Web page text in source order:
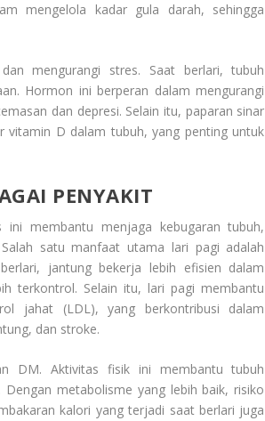
mengelola kadar gula darah, sehingga
mengurangi stres. Saat berlari, tubuh
Hormon ini berperan dalam mengurangi
dan depresi. Selain itu, paparan sinar
vitamin D dalam tubuh, yang penting untuk
PENYAKIT
ini membantu menjaga kebugaran tubuh,
satu manfaat utama lari pagi adalah
jantung bekerja lebih efisien dalam
terkontrol. Selain itu, lari pagi membantu
jahat (LDL), yang berkontribusi dalam
dan stroke.
DM. Aktivitas fisik ini membantu tubuh
metabolisme yang lebih baik, risiko
kalori yang terjadi saat berlari juga